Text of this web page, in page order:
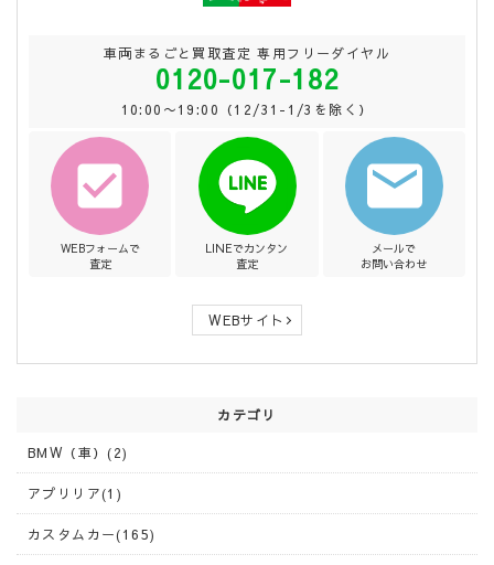
車両まるごと買取査定 専用フリーダイヤル
0120-017-182
10:00〜19:00（12/31-1/3を除く）
WEBフォームで
査定
LINEでカンタン
査定
メールで
お問い合わせ
WEBサイト
カテゴリ
BMW（車）(2)
アプリリア(1)
カスタムカー(165)